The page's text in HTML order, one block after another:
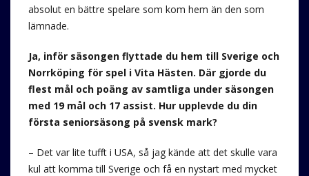
absolut en bättre spelare som kom hem än den som
lämnade.
Ja, inför säsongen flyttade du hem till Sverige och
Norrköping för spel i Vita Hästen. Där gjorde du
flest mål och poäng av samtliga under säsongen
med 19 mål och 17 assist. Hur upplevde du din
första seniorsäsong på svensk mark?
– Det var lite tufft i USA, så jag kände att det skulle vara
kul att komma till Sverige och få en nystart med mycket